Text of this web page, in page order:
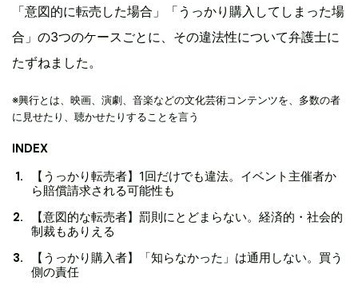
「意図的に転売した場合」「うっかり購入してしまった場
合」の3つのケースごとに、その違法性について弁護士に
たずねました。
※興行とは、映画、演劇、音楽などの文化芸術コンテンツを、多数の者
に見せたり、聴かせたりすることを言う
INDEX
【うっかり転売者】1回だけでも違法。イベント主催者か
ら賠償請求される可能性も
【意図的な転売者】罰則にとどまらない。経済的・社会的
制裁もありえる
【うっかり購入者】「知らなかった」は通用しない。買う
側の責任